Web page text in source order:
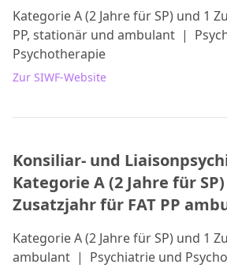
Kategorie A (2 Jahre für SP) und 1
PP, stationär und ambulant |
Psychotherapie
Zur SIWF-Website
Konsiliar- und
Kategorie A (2 Jahre für
Zusatzjahr für FAT PP
Kategorie A (2 Jahre für SP) und 1
ambulant | Psychiatrie und